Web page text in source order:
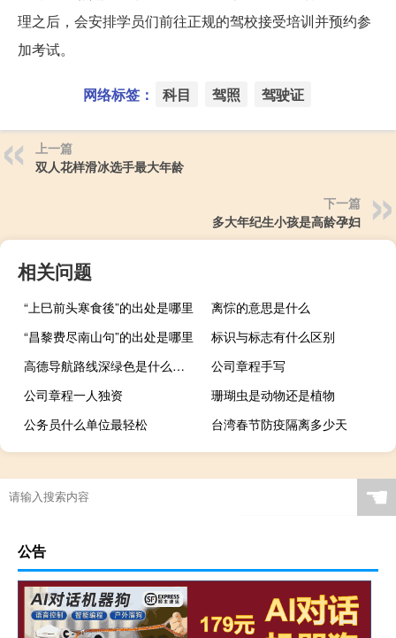
理之后，会安排学员们前往正规的驾校接受培训并预约参
加考试。
网络标签： 科目 驾照 驾驶证
上一篇
双人花样滑冰选手最大年龄
下一篇
多大年纪生小孩是高龄孕妇
相关问题
“上巳前头寒食後”的出处是哪里
离悰的意思是什么
“昌黎费尽南山句”的出处是哪里
标识与标志有什么区别
高德导航路线深绿色是什么意思
公司章程手写
公司章程一人独资
珊瑚虫是动物还是植物
公务员什么单位最轻松
台湾春节防疫隔离多少天
☚
公告